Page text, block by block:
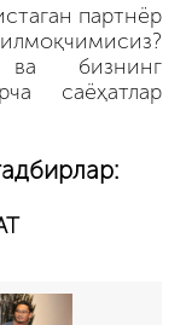
партнёр
бизнинг
саёҳатлар